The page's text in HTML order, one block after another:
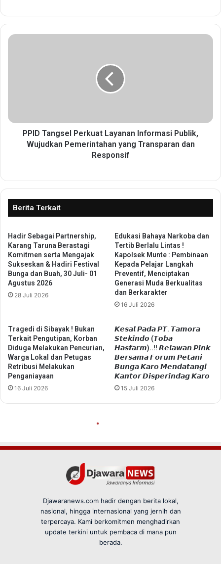
Djawaranews.com hadir dengan berita lokal,
nasional, hingga internasional yang jernih dan
terpercaya. Kami berkomitmen menghadirkan
update terkini untuk pembaca di mana pun
berada.